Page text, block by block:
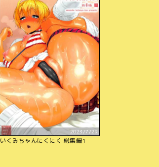
2023/7/29
いくみちゃんにくにく 総集編1